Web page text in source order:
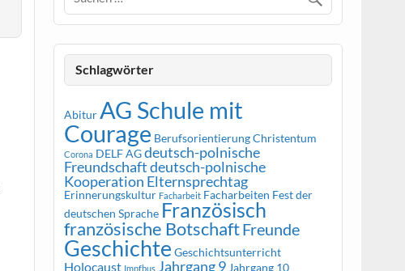
Schlagwörter
AbiturAG Schule mit
Courage BerufsorientierungChristentum
Corona DELF AGdeutsch-polnische
Freundschaftdeutsch-polnische
Kooperation Elternsprechtag
Erinnerungskultur Facharbeit Facharbeiten Fest der
deutschen Sprache Französisch
französische BotschaftFreunde
Geschichte Geschichtsunterricht
Holocaust Impfbus Jahrgang 9 Jahrgang 10